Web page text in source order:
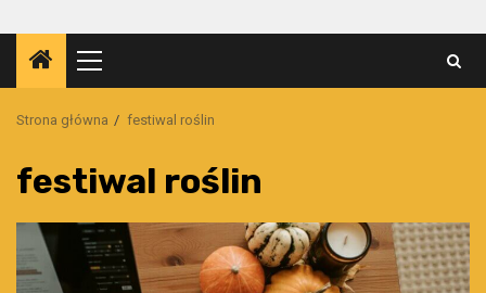
Menu
główne
Strona główna festiwal roślin
festiwal roślin